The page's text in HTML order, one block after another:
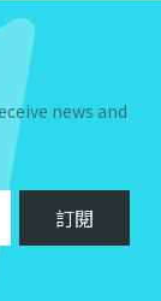
news and